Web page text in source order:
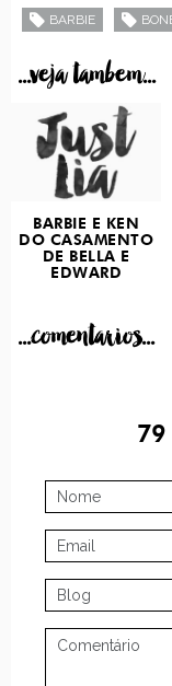
BARBIE
...veja tambem...
BARBIE E KEN
DO CASAMENTO
DE BELLA E
EDWARD
...comentarios...
79